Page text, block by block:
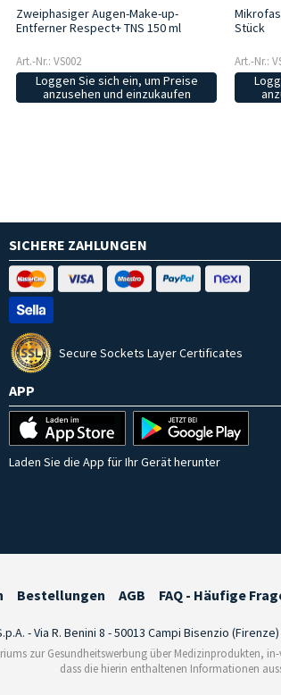
Zweiphasiger Augen-Make-up-
Entferner Respect+ TNS 150 ml
Art.-Nr.: VS002
Loggen Sie sich ein, um Preise
anzusehen und einzukaufen
Stück
Art.-Nr.:
SICHERE ZAHLUNGEN
Secure Sockets Layer Certificates
APP
Laden Sie die App für Ihr Gerät herunter
Bestellungen AGB FAQ - Häufige
- Via R. Benini 8 - 50013 Campi Bisenzio (Firenze)
zur Gesundheitswerbung über
dass die hierin enthaltenen Informationen